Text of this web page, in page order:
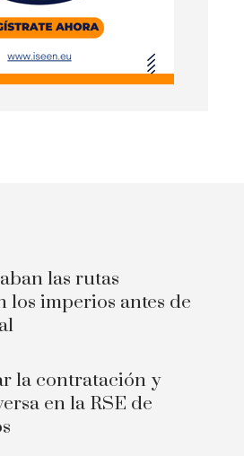
las rutas
los imperios antes de
la contratación y
en la RSE de